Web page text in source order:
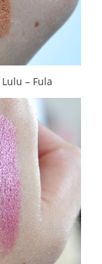
– Fula